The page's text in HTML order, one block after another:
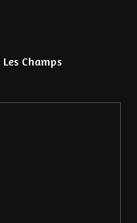
Les Champs